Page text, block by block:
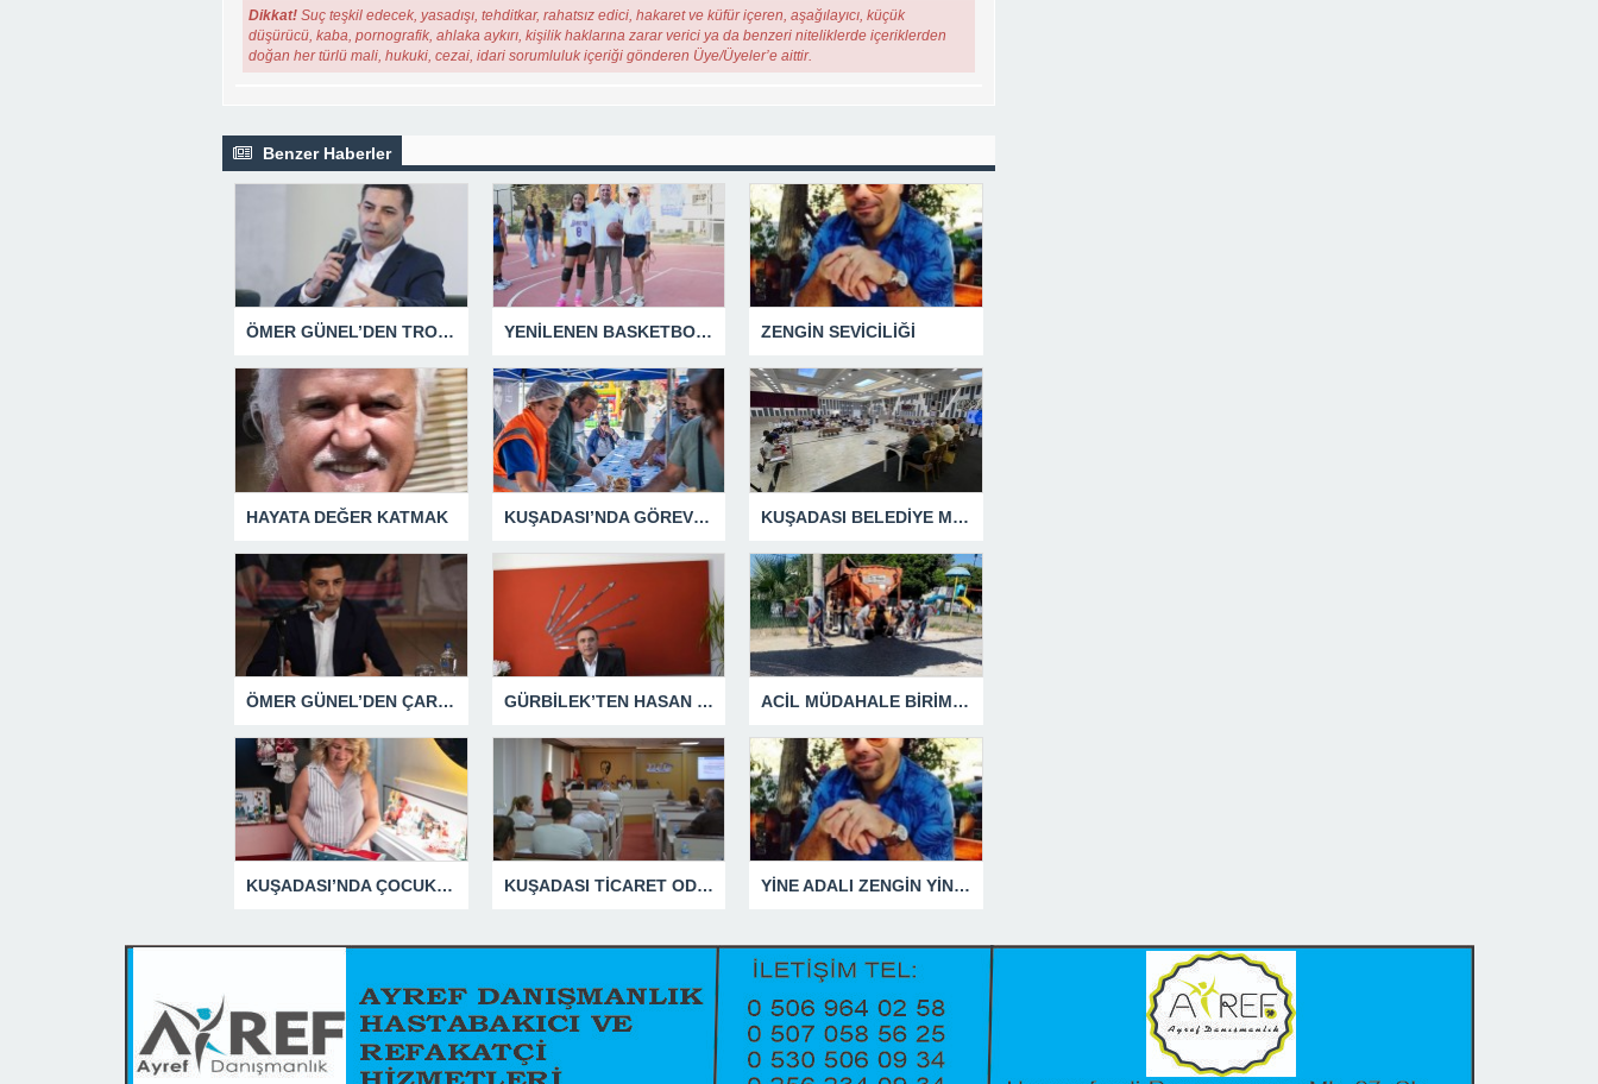
Dikkat! Suç teşkil edecek, yasadışı, tehditkar, rahatsız edici, hakaret ve küfür içeren, aşağılayıcı, küçük
düşürücü, kaba, pornografik, ahlaka aykırı, kişilik haklarına zarar verici ya da benzeri niteliklerde içeriklerden
doğan her türlü mali, hukuki, cezai, idari sorumluluk içeriği gönderen Üye/Üyeler’e aittir.
Benzer Haberler
ÖMER GÜNEL’DEN TROLLERE YÖNELİK SUÇ DUYURUSU YENİLENEN BASKETBOL SAHASINA EFE İBRİKOĞLU’NUN ADI VERİLDİ ZENGİN SEVİCİLİĞİ
HAYATA DEĞER KATMAK KUŞADASI’NDA GÖREV ŞEHİTLERİ UNUTULMADI KUŞADASI BELEDİYE MECLİSİ’NDEN ÖNEMLİ KARARLAR
ÖMER GÜNEL’DEN ÇARPICI AÇIKLAMALAR GÜRBİLEK’TEN HASAN SARGIN’A YANIT GECİKMEDİ ACİL MÜDAHALE BİRİMİ HİZMETİNİ SÜRDÜRÜYOR
KUŞADASI’NDA ÇOCUKLUĞUN HATIRALARI OYUNCAK MÜZESİNDE HAYAT BULACAK KUŞADASI TİCARET ODASI TEMMUZ MECLİSİNDE YEREL İŞLETMELERE ANLAMLI DESTEK YİNE ADALI ZENGİN YİNE BEN DEDİ